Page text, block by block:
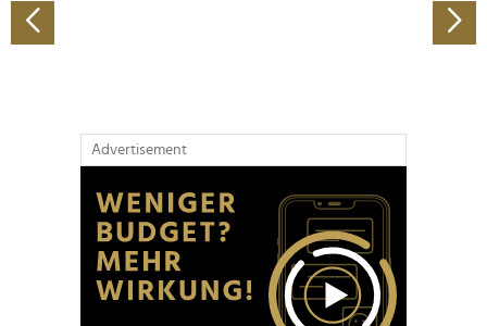
Partner führen diese Informationen möglicherweise mit
weiteren Daten zusammen, die Sie ihnen bereitgestellt
Advertisement